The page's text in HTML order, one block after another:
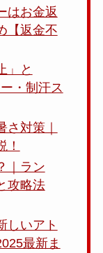
はお金返
【返金不
」と
・制汗ス
さ対策｜
！
｜ラン
攻略法
しいアト
最新ま